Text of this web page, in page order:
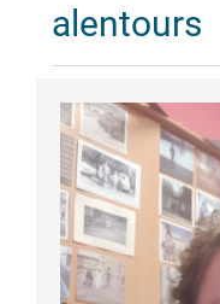
alentours